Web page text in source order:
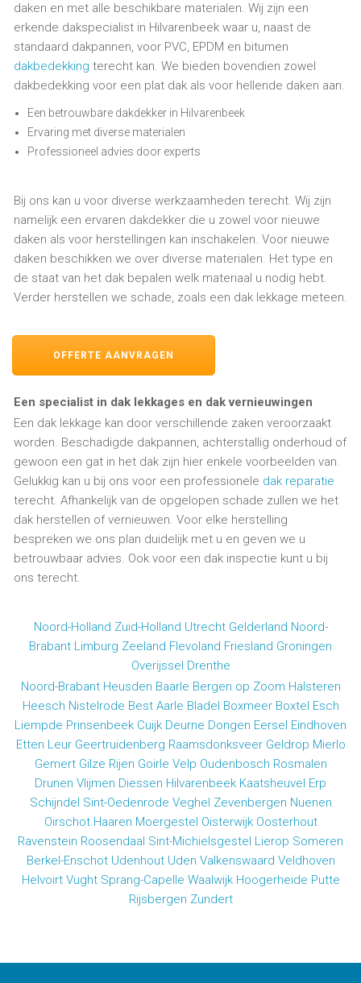
daken en met alle beschikbare materialen. Wij zijn een
erkende dakspecialist in Hilvarenbeek waar u, naast de
standaard dakpannen, voor PVC, EPDM en bitumen
dakbedekking terecht kan. We bieden bovendien zowel
dakbedekking voor een plat dak als voor hellende daken aan.
Een betrouwbare dakdekker in Hilvarenbeek
Ervaring met diverse materialen
Professioneel advies door experts
Bij ons kan u voor diverse werkzaamheden terecht. Wij zijn
namelijk een ervaren dakdekker die u zowel voor nieuwe
daken als voor herstellingen kan inschakelen. Voor nieuwe
daken beschikken we over diverse materialen. Het type en
de staat van het dak bepalen welk materiaal u nodig hebt.
Verder herstellen we schade, zoals een dak lekkage meteen.
OFFERTE AANVRAGEN
Een specialist in dak lekkages en dak vernieuwingen
Een dak lekkage kan door verschillende zaken veroorzaakt
worden. Beschadigde dakpannen, achterstallig onderhoud of
gewoon een gat in het dak zijn hier enkele voorbeelden van.
Gelukkig kan u bij ons voor een professionele dak reparatie
terecht. Afhankelijk van de opgelopen schade zullen we het
dak herstellen of vernieuwen. Voor elke herstelling
bespreken we ons plan duidelijk met u en geven we u
betrouwbaar advies. Ook voor een dak inspectie kunt u bij
ons terecht.
Noord-Holland Zuid-Holland Utrecht Gelderland Noord-
Brabant Limburg Zeeland Flevoland Friesland Groningen
Overijssel Drenthe
Noord-Brabant Heusden Baarle Bergen op Zoom Halsteren
Heesch Nistelrode Best Aarle Bladel Boxmeer Boxtel Esch
Liempde Prinsenbeek Cuijk Deurne Dongen Eersel Eindhoven
Etten Leur Geertruidenberg Raamsdonksveer Geldrop Mierlo
Gemert Gilze Rijen Goirle Velp Oudenbosch Rosmalen
Drunen Vlijmen Diessen Hilvarenbeek Kaatsheuvel Erp
Schijndel Sint-Oedenrode Veghel Zevenbergen Nuenen
Oirschot Haaren Moergestel Oisterwijk Oosterhout
Ravenstein Roosendaal Sint-Michielsgestel Lierop Someren
Berkel-Enschot Udenhout Uden Valkenswaard Veldhoven
Helvoirt Vught Sprang-Capelle Waalwijk Hoogerheide Putte
Rijsbergen Zundert